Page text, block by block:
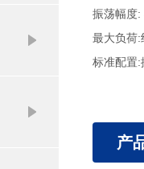
振荡幅度:
最大负荷:
标准配置:
产